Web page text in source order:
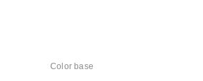
Color base